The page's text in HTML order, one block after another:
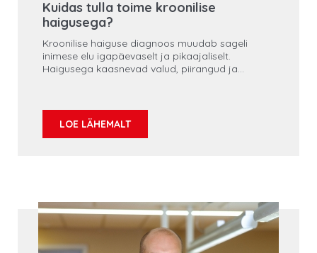
Kuidas tulla toime kroonilise
haigusega?
Kroonilise haiguse diagnoos muudab sageli
inimese elu igapäevaselt ja pikaajaliselt.
Haigusega kaasnevad valud, piirangud ja
mõista, et kohanemine sellise olukorraga on
protsess, mis nõuab aega, kannatlikkust,
LOE LÄHEMALT